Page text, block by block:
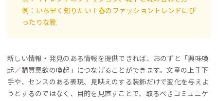
例：いち早く知りたい！春のファッショントレンドにぴ
ったりな靴
新しい情報・発見のある情報を提供できれば、おのずと「興味喚
起／購買意欲の喚起」につなげることができます。文章の上手下
手や、センスのある表現、見映えのする装飾だけで変化を与えよ
うとするのではなく、目的を見直すことで、取るべきコミュニケ